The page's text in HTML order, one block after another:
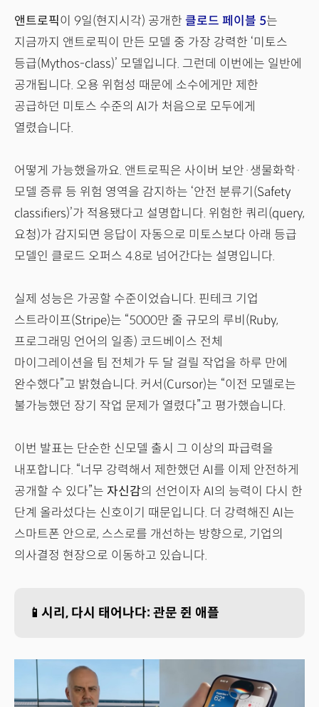
앤트로픽이 9일(현지시각) 공개한 클로드 페이블 5는
지금까지 앤트로픽이 만든 모델 중 가장 강력한 ‘미토스
등급(Mythos-class)’ 모델입니다. 그런데 이번에는 일반에
공개됩니다. 오용 위험성 때문에 소수에게만 제한
공급하던 미토스 수준의 AI가 처음으로 모두에게
열렸습니다.
어떻게 가능했을까요. 앤트로픽은 사이버 보안·생물화학·
모델 증류 등 위험 영역을 감지하는 ‘안전 분류기(Safety
classifiers)’가 적용됐다고 설명합니다. 위험한 쿼리(query,
요청)가 감지되면 응답이 자동으로 미토스보다 아래 등급
모델인 클로드 오퍼스 4.8로 넘어간다는 설명입니다.
실제 성능은 가공할 수준이었습니다. 핀테크 기업
스트라이프(Stripe)는 “5000만 줄 규모의 루비(Ruby,
프로그래밍 언어의 일종) 코드베이스 전체
마이그레이션을 팀 전체가 두 달 걸릴 작업을 하루 만에
완수했다”고 밝혔습니다. 커서(Cursor)는 “이전 모델로는
불가능했던 장기 작업 문제가 열렸다”고 평가했습니다.
이번 발표는 단순한 신모델 출시 그 이상의 파급력을
내포합니다. “너무 강력해서 제한했던 AI를 이제 안전하게
공개할 수 있다”는 자신감의 선언이자 AI의 능력이 다시 한
단계 올라섰다는 신호이기 때문입니다. 더 강력해진 AI는
스마트폰 안으로, 스스로를 개선하는 방향으로, 기업의
의사결정 현장으로 이동하고 있습니다.
📱시리, 다시 태어나다: 관문 쥔 애플